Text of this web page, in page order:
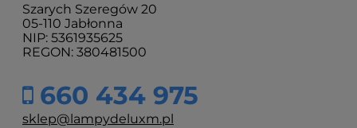
Szarych Szeregów 20
05-110 Jabłonna
NIP: 5361935625
REGON: 380481500
660 434 975
sklep@lampydeluxm.pl